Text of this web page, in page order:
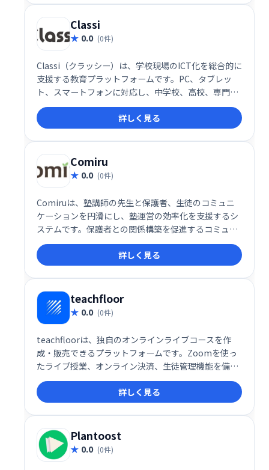
Classi
0.0 (0件)
Classi（クラッシー）は、学校現場のICT化を総合的に
支援する教育プラットフォームです。PC、タブレッ
ト、スマートフォンに対応し、中学校、高校、専門学
校など幅広い教育機関で利用されています。生徒・教
員の学習環境を効率化し、デジタル教材の活用などを
サポートします。
詳しく見る
Comiru
0.0 (0件)
Comiruは、塾講師の先生と保護者、生徒のコミュニ
ケーションを円滑にし、塾運営の効率化を支援するシ
ステムです。保護者との関係構築を促進するコミュニ
ケーション機能と、業務改善機能を提供することで、
先生は生徒により深く向き合い、質の高い教育を提供
できます。
詳しく見る
teachfloor
0.0 (0件)
teachfloorは、独自のオンラインライブコースを作
成・販売できるプラットフォームです。Zoomを使っ
たライブ授業、オンライン決済、生徒管理機能を備
え、手軽にオンライン講座を始められます。ブランド
を活かしたコース展開で、生徒獲得とビジネス拡大を
サポートします。
詳しく見る
Plantoost
0.0 (0件)